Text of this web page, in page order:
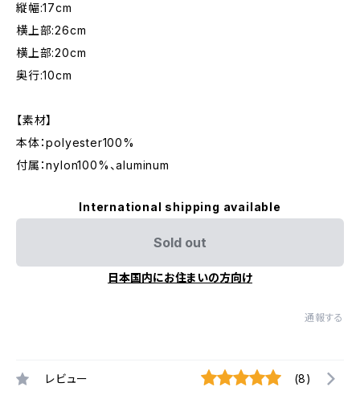
縦幅:17cm
横上部:26cm
横上部:20cm
奥行:10cm
【素材】
本体：polyester100%
付属：nylon100%、aluminum
International shipping available
Sold out
日本国内にお住まいの方向け
通報する
レビュー (8)